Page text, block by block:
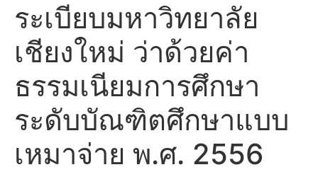
ระเบียบมหาวิทยาลัย
เชียงใหม่ ว่าด้วยค่า
ธรรมเนียมการศึกษา
ระดับบัณฑิตศึกษาแบบ
เหมาจ่าย พ.ศ. 2556